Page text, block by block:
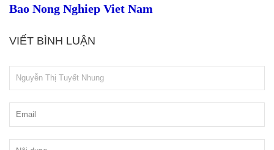
Bao Nong Nghiep Viet Nam
VIẾT BÌNH LUẬN